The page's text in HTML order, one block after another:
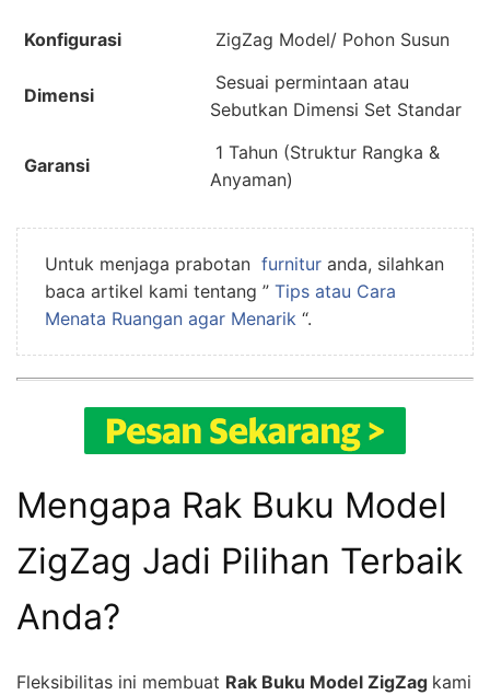
Konfigurasi ZigZag Model/ Pohon Susun
Dimensi
Sesuai permintaan atau
Sebutkan Dimensi Set Standar
Garansi
1 Tahun (Struktur Rangka &
Anyaman)
Untuk menjaga prabotan furnitur anda, silahkan
baca artikel kami tentang ” Tips atau Cara
Menata Ruangan agar Menarik “.
Mengapa Rak Buku Model
ZigZag Jadi Pilihan Terbaik
Anda?
Fleksibilitas ini membuat Rak Buku Model ZigZag kami